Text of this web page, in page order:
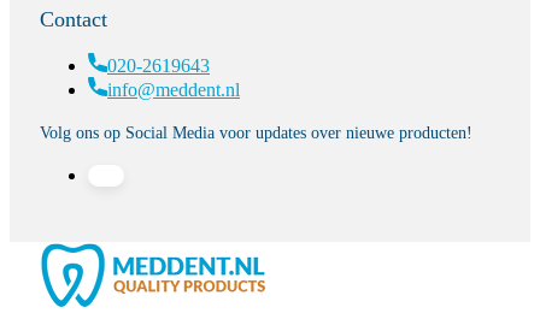
Contact
020-2619643
info@meddent.nl
Volg ons op Social Media voor updates over nieuwe producten!